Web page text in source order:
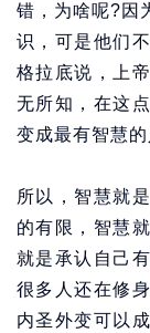
错，为啥呢?因
识，可是他们
格拉底说，上
无所知，在这
变成最有智慧的
所以，智慧就
的有限，智慧
就是承认自己
很多人还在修
内圣外变可以